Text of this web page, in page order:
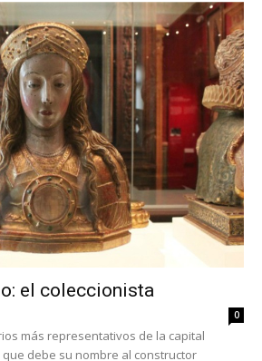
el coleccionista
0
más representativos de la capital
debe su nombre al constructor